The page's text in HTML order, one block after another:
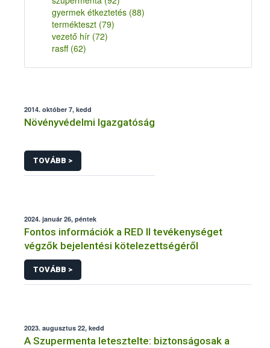
gyermek étkeztetés (88)
termékteszt (79)
vezető hír (72)
rasff (62)
2014. október 7, kedd
Növényvédelmi Igazgatóság
TOVÁBB >
2024. január 26, péntek
Fontos információk a RED II tevékenységet
végzők bejelentési kötelezettségéről
TOVÁBB >
2023. augusztus 22, kedd
A Szupermenta letesztelte: biztonságosak a